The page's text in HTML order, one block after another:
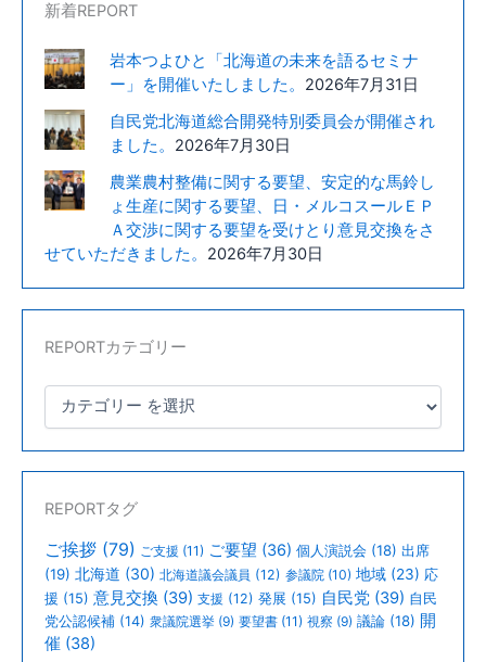
せ
い
た
だ
き
ま
し
新着REPORT
岩本つよひと「北海道の未来を語るセミナ
ー」を開催いたしました。
2026年7月31日
自民党北海道総合開発特別委員会が開催され
ました。
2026年7月30日
農業農村整備に関する要望、安定的な馬鈴し
ょ生産に関する要望、日・メルコスールＥＰ
Ａ交渉に関する要望を受けとり意見交換をさ
せていただきました。 2026年7月30日
REPORTカテゴリー
REPORTタグ
ご挨拶 (79) ご支援 (11) ご要望 (36) 個人演説会 (18) 出席
(19) 北海道 (30) 北海道議会議員 (12) 参議院 (10) 地域 (23) 応
援 (15) 意見交換 (39) 支援 (12) 発展 (15) 自民党 (39) 自民
党公認候補 (14) 衆議院選挙 (9) 要望書 (11) 視察 (9) 議論 (18) 開
催 (38)